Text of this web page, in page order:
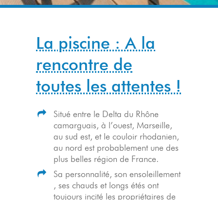
La piscine : A la
rencontre de
toutes les attentes !
Situé entre le Delta du Rhône
camarguais, à l’ouest, Marseille,
au sud est, et le couloir rhodanien,
au nord est probablement une des
plus belles région de France.
Sa personnalité, son ensoleillement
, ses chauds et longs étés ont
toujours incité les propriétaires de